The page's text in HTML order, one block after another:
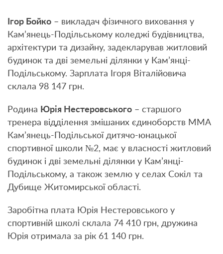
Ігор Бойко – викладач фізичного виховання у
Кам’янець-Подільському коледжі будівництва,
архітектури та дизайну, задекларував житловий
будинок та дві земельні ділянки у Кам’янці-
Подільському. Зарплата Ігоря Віталійовича
склала 98 147 грн.
Родина Юрія Нестеровського – старшого
тренера відділення змішаних єдиноборств ММА
Кам’янець-Подільської дитячо-юнацької
спортивної школи №2, має у власності житловий
будинок і дві земельні ділянки у Кам’янці-
Подільському, а також землю у селах Сокіл та
Дубище Житомирської області.
Заробітна плата Юрія Нестеровського у
спортивній школі склала 74 410 грн, дружина
Юрія отримала за рік 61 140 грн.